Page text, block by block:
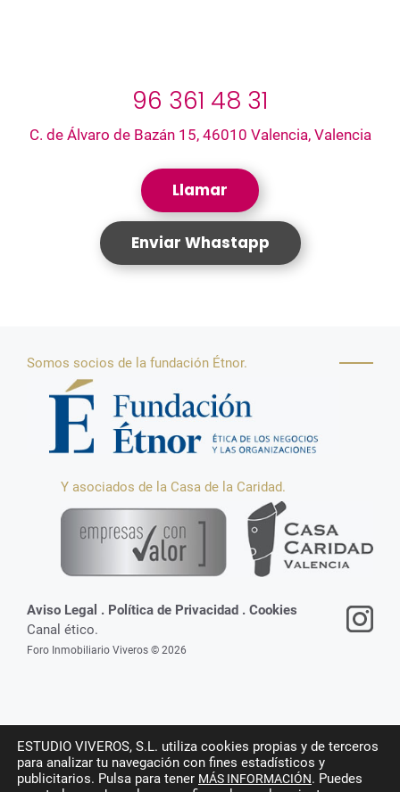
96 361 48 31
C. de Álvaro de Bazán 15, 46010 Valencia, Valencia
Llamar
Enviar Whastapp
Somos socios de la fundación Étnor.
Y asociados de la Casa de la Caridad.
Aviso Legal . Política de Privacidad . Cookies
Canal ético.
Foro Inmobiliario Viveros © 2026
ESTUDIO VIVEROS, S.L. utiliza cookies propias y de terceros
para analizar tu navegación con fines estadísticos y
publicitarios. Pulsa para tener MÁS INFORMACIÓN. Puedes